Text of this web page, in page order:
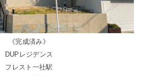
《完成済み》
DUPレジデンス
フレスト一社駅